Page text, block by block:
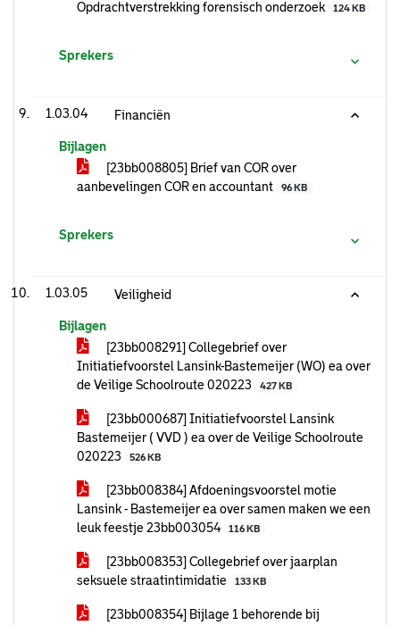
Opdrachtverstrekking forensisch onderzoek
124 KB
Sprekers
1.03.04 Financiën
Bijlagen
[23bb008805] Brief van COR over
aanbevelingen COR en accountant
96 KB
Sprekers
1.03.05 Veiligheid
Bijlagen
[23bb008291] Collegebrief over
Initiatiefvoorstel Lansink-Bastemeijer (WO) ea over
de Veilige Schoolroute 020223
427 KB
[23bb000687] Initiatiefvoorstel Lansink
Bastemeijer ( VVD ) ea over de Veilige Schoolroute
020223
526 KB
[23bb008384] Afdoeningsvoorstel motie
Lansink - Bastemeijer ea over samen maken we een
leuk feestje 23bb003054
116 KB
[23bb008353] Collegebrief over jaarplan
seksuele straatintimidatie
133 KB
[23bb008354] Bijlage 1 behorende bij